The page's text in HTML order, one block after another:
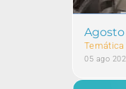
Agosto
Temática
05 ago